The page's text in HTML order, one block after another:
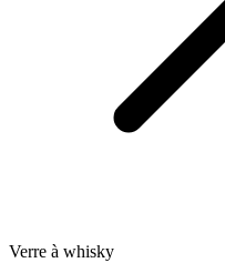
Verre à whisky